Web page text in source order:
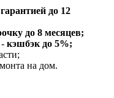
до 12
до 8 месяцев;
кэшбэк до 5%;
на дом.